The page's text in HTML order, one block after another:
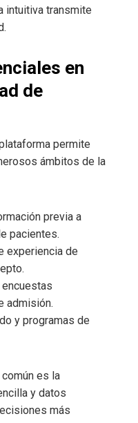
intuitiva transmite
en
de
permite
ámbitos de la
previa a
pacientes.
experiencia de
admisión.
y programas de
es la
y datos
más